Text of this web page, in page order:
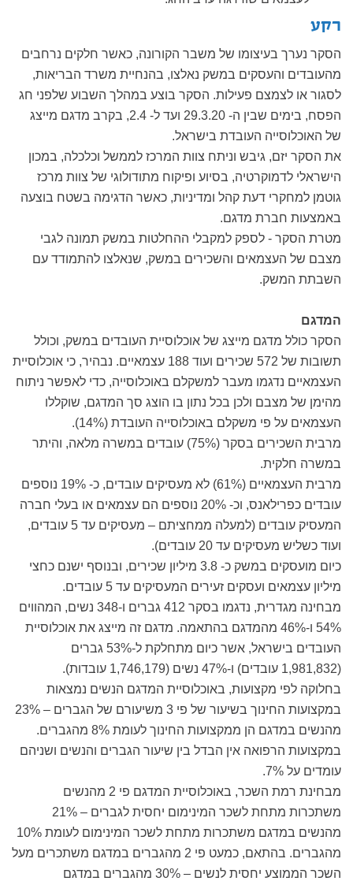
רקע
הסקר נערך בעיצומו של משבר הקורונה, כאשר חלקים נרחבים
מהעובדים והעסקים במשק נאלצו, בהנחיית משרד הבריאות,
לסגור או לצמצם פעילות. הסקר בוצע במהלך השבוע שלפני חג
הפסח, בימים שבין ה- 29.3.20 ועד ל- 2.4, בקרב מדגם מייצג
של האוכלוסייה העובדת בישראל.
את הסקר יזם, גיבש וניתח צוות המרכז לממשל וכלכלה, במכון
הישראלי לדמוקרטיה, בסיוע ופיקוח מתודולוגי של צוות מרכז
גוטמן למחקרי דעת קהל ומדיניות, כאשר הדגימה בשטח בוצעה
באמצעות חברת מדגם.
מטרת הסקר - לספק למקבלי ההחלטות במשק תמונה לגבי
מצבם של העצמאים והשכירים במשק, שנאלצו להתמודד עם
השבתת המשק.
המדגם
הסקר כולל מדגם מייצג של אוכלוסיית העובדים במשק, וכולל
תשובות של 572 שכירים ועוד 188 עצמאיים. נבהיר, כי אוכלוסיית
העצמאיים נדגמו מעבר למשקלם באוכלוסייה, כדי לאפשר ניתוח
מהימן של מצבם ולכן בכל נתון בו הוצג סך המדגם, שוקללו
העצמאים על פי משקלם באוכלוסייה העובדת (14%).
מרבית השכירים בסקר (75%) עובדים במשרה מלאה, והיתר
במשרה חלקית.
מרבית העצמאיים (61%) לא מעסיקים עובדים, כ- 19% נוספים
עובדים כפרילאנס, וכ- 20% נוספים הם עצמאים או בעלי חברה
המעסיק עובדים (למעלה ממחציתם – מעסיקים עד 5 עובדים,
ועוד כשליש מעסיקים עד 20 עובדים).
כיום מועסקים במשק כ- 3.8 מיליון שכירים, ובנוסף ישנם כחצי
מיליון עצמאים ועסקים זעירים המעסיקים עד 5 עובדים.
מבחינה מגדרית, נדגמו בסקר 412 גברים ו-348 נשים, המהווים
54% ו-46% מהמדגם בהתאמה. מדגם זה מייצג את אוכלוסיית
העובדים בישראל, אשר כיום מתחלקת ל-53% גברים
(1,981,832 עובדים) ו-47% נשים (1,746,179 עובדות).
בחלוקה לפי מקצועות, באוכלוסיית המדגם הנשים נמצאות
במקצועות החינוך בשיעור של פי 3 משיעורם של הגברים – 23%
מהנשים במדגם הן ממקצועות החינוך לעומת 8% מהגברים.
במקצועות הרפואה אין הבדל בין שיעור הגברים והנשים ושניהם
עומדים על 7%.
מבחינת רמת השכר, באוכלוסיית המדגם פי 2 מהנשים
משתכרות מתחת לשכר המינימום יחסית לגברים – 21%
מהנשים במדגם משתכרות מתחת לשכר המינימום לעומת 10%
מהגברים. בהתאם, כמעט פי 2 מהגברים במדגם משתכרים מעל
השכר הממוצע יחסית לנשים – 30% מהגברים במדגם